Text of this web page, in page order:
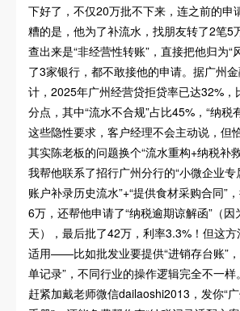
下好了，不仅20万批不下来，连之前的申
糟的是，他为了补流水，找朋友转了2笔5
查出来是“非经营性转账”，直接把他归为“
了3家银行，都不敢接他的申请。据广州
计，2025年广州经营贷拒贷率已达32%，
分点，其中“流水不合规”占比45%，“纳
这些隐性要求，客户经理不会主动说，但
其实陈老板的问题换个“流水重构+纳税补
我帮他联系了招行广州分行的“小微企业专
账户补录历史流水”+“提供食材采购合同”
6万，还帮他申请了“纳税逾期谅解函”（
天），最后批了42万，利率3.3%！但这
适用——比如批发业要提供“进销存台账”
单记录”，不同行业的操作逻辑完全不一样。
赶紧加戴老师微信dailaoshi2013，发你“